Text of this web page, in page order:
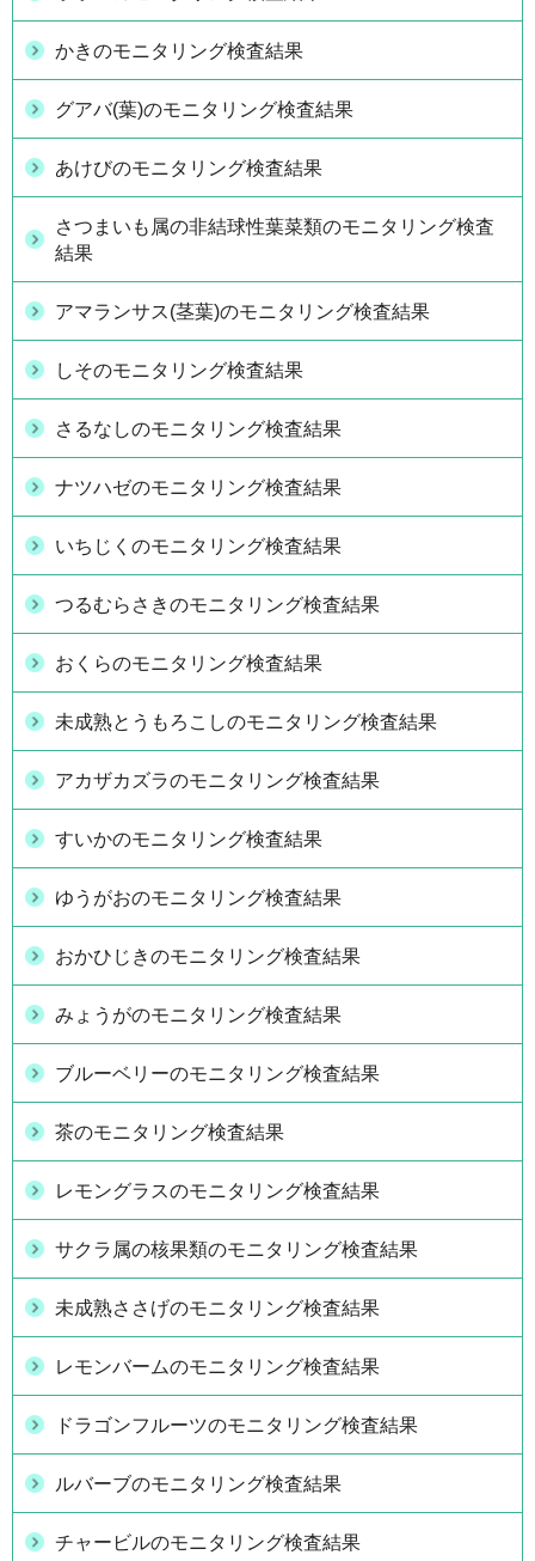
かきのモニタリング検査結果
グアバ(葉)のモニタリング検査結果
あけびのモニタリング検査結果
さつまいも属の非結球性葉菜類のモニタリング検査
結果
アマランサス(茎葉)のモニタリング検査結果
しそのモニタリング検査結果
さるなしのモニタリング検査結果
ナツハゼのモニタリング検査結果
いちじくのモニタリング検査結果
つるむらさきのモニタリング検査結果
おくらのモニタリング検査結果
未成熟とうもろこしのモニタリング検査結果
アカザカズラのモニタリング検査結果
すいかのモニタリング検査結果
ゆうがおのモニタリング検査結果
おかひじきのモニタリング検査結果
みょうがのモニタリング検査結果
ブルーベリーのモニタリング検査結果
茶のモニタリング検査結果
レモングラスのモニタリング検査結果
サクラ属の核果類のモニタリング検査結果
未成熟ささげのモニタリング検査結果
レモンバームのモニタリング検査結果
ドラゴンフルーツのモニタリング検査結果
ルバーブのモニタリング検査結果
チャービルのモニタリング検査結果